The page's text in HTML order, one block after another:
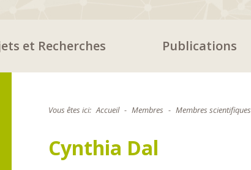
et Recherches Publications
Vous êtes ici: Accueil Membres Membres scientifiques
Cynthia Dal